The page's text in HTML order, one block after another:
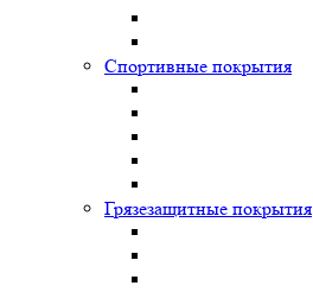
Спортивные покрытия
Грязезащитные покрытия